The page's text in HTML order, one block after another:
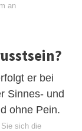
an
er bei
Sinnes- und
ohne Pein.
Sie sich die